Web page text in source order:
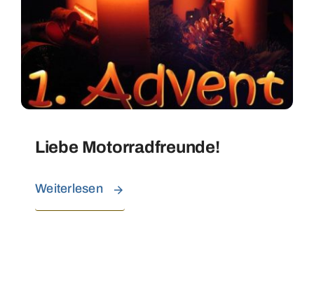
Liebe Motorradfreunde!
Weiterlesen